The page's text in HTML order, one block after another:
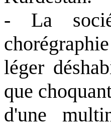
- La
léger
que
d'une